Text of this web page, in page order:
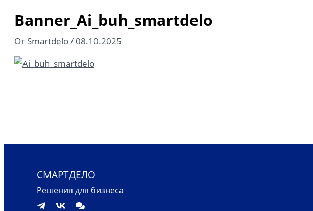
Banner_Ai_buh_smartdelo
От Smartdelo/08.10.2025
СМАРТДЕЛО
Решения для бизнеса